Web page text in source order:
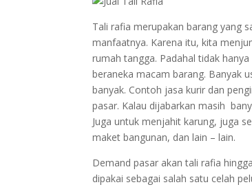
Tali rafia merupakan barang yang
manfaatnya. Karena itu, kita
rumah tangga. Padahal tidak
beraneka macam barang. Banyak
banyak. Contoh jasa kurir dan
pasar. Kalau dijabarkan masih
Juga untuk menjahit karung, juga
maket bangunan, dan lain – lain.
Demand pasar akan tali rafia
dipakai sebagai salah satu celah